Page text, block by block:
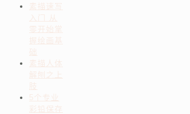
素描速写
入门 从
零开始掌
握绘画基
础
素描人体
解刨之上
肢
5个专业
彩铅保存